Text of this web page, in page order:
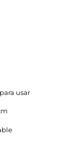
usar